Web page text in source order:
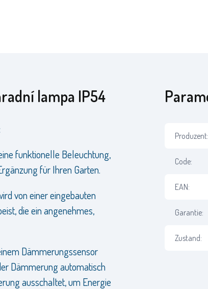
lampa IP54
funktionelle Beleuchtung,
für Ihren Garten.
von einer eingebauten
die ein angenehmes,
Dämmerungssensor
Dämmerung automatisch
ausschaltet, um Energie
Produzent:
Code:
EAN:
Garantie:
Zustand: